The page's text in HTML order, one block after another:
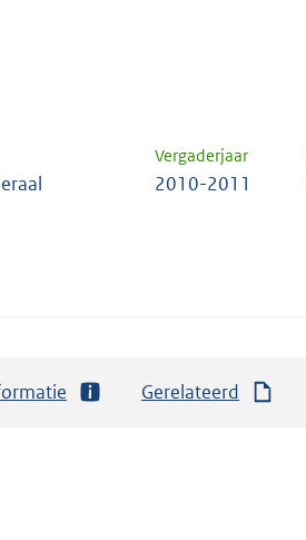
Vergaderjaar
2010-2011
Gerelateerd